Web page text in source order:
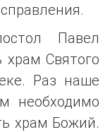
Павел
храм Святого
Раз наше
необходимо
храм Божий.